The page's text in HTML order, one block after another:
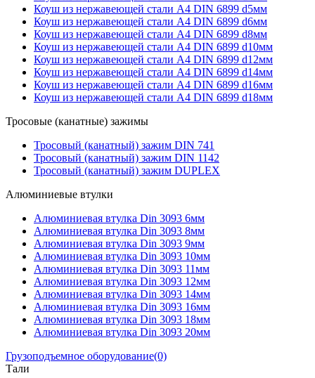
Коуш из нержавеющей стали А4 DIN 6899 d5мм
Коуш из нержавеющей стали А4 DIN 6899 d6мм
Коуш из нержавеющей стали А4 DIN 6899 d8мм
Коуш из нержавеющей стали А4 DIN 6899 d10мм
Коуш из нержавеющей стали А4 DIN 6899 d12мм
Коуш из нержавеющей стали А4 DIN 6899 d14мм
Коуш из нержавеющей стали А4 DIN 6899 d16мм
Коуш из нержавеющей стали А4 DIN 6899 d18мм
Тросовые (канатные) зажимы
Тросовый (канатный) зажим DIN 741
Тросовый (канатный) зажим DIN 1142
Тросовый (канатный) зажим DUPLEX
Алюминиевые втулки
Алюминиевая втулка Din 3093 6мм
Алюминиевая втулка Din 3093 8мм
Алюминиевая втулка Din 3093 9мм
Алюминиевая втулка Din 3093 10мм
Алюминиевая втулка Din 3093 11мм
Алюминиевая втулка Din 3093 12мм
Алюминиевая втулка Din 3093 14мм
Алюминиевая втулка Din 3093 16мм
Алюминиевая втулка Din 3093 18мм
Алюминиевая втулка Din 3093 20мм
Грузоподъемное оборудование(0)
Тали